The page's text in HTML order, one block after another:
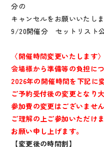
分の
キャンセルをお願いいたし
9/20開催分 セットリスト公
〈開催時間変更いたします〉
会場様から準備等の負担に
2026年の開催時間を下記に
ご予約受付後の変更となり
参加費の変更はございません
ご理解の上ご参加いただけ
お願い申し上げます。
【変更後の時間割】